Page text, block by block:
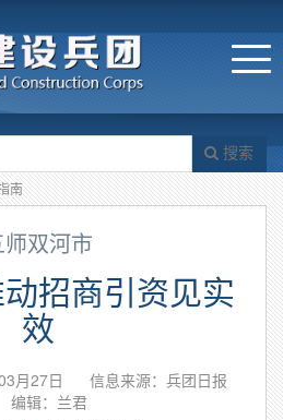
搜索
南
师双河市
招商引资见实
效
月27日
信息来源：兵团日报
编辑：兰君